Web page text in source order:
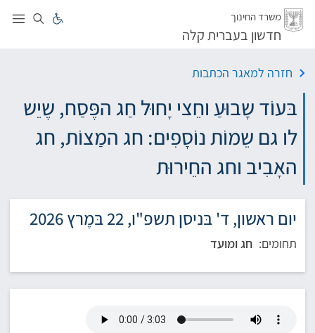
דלג
משרד החינוך
חדשון בעברית קלה
חזרה למאגר הכתבות
בּעוֹד שָבוּעַ וחֵצי יָחוּל חַג הפֶּסַח, שֶיֵש
לו גם שֵמוֹת נוֹסָפִים: חג המַצוֹת, חג
האָבִיב וחג החֵירוּת
יום ראשון, ד' בּניסן תשפ"ו, 22 בּמֶרץ 2026
תחומים: חג ומועד